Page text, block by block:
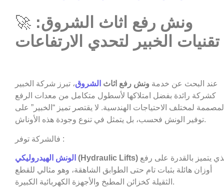
🚀 ونش رفع اثاث الشروق:
تقنيات الخبير لتحدي الارتفاعات
عند البحث عن خدمة ونش رفع اثاث الشروق، تبرز شركة الخبير
كشركة رائدة بفضل امتلاكها لأسطول متكامل من معدات الرفع
لمختلف الاحتياجات الهندسية. لا يقتصر تميز “الخبير” على
توفير الونش فحسب، بل يتمثل في تنوع وجودة هذه الأوناش.
فالشركة توفر :
الونش الهيدروليكي (Hydraulic Lifts)
أوزان هائلة بثبات تام حتى الطوابق الشاهقة، وهو مثالي للقطع
الثقيلة كخزائن المطبخ والأجهزة الكهربائية الكبيرة.